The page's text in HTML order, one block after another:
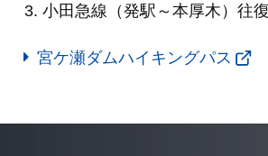
小田急線（発駅～本厚木）往
宮ケ瀬ダムハイキングパス